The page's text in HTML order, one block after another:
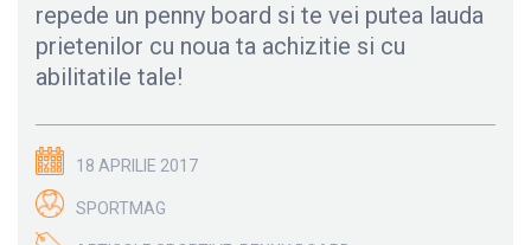
repede un penny board si te vei putea lauda
prietenilor cu noua ta achizitie si cu
abilitatile tale!
18 APRILIE 2017
SPORTMAG